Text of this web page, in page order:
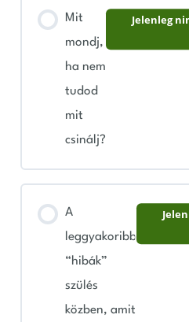
Mit
mondj,
ha nem
tudod
mit
csinálj?
Jelenleg
A
leggyakoribb
“hibák”
szülés
közben, amit